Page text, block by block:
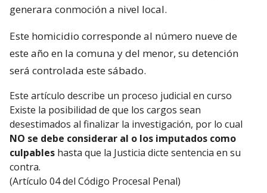
generara conmoción a nivel local.
Este homicidio corresponde al número nueve de
este año en la comuna y del menor, su detención
será controlada este sábado.
Este artículo describe un proceso judicial en curso
Existe la posibilidad de que los cargos sean
desestimados al finalizar la investigación, por lo cual
NO se debe considerar al o los imputados como
culpables hasta que la Justicia dicte sentencia en su
contra.
(Artículo 04 del Código Procesal Penal)